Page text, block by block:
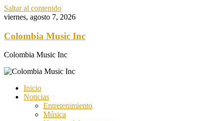
Saltar al contenido
viernes, agosto 7, 2026
Colombia Music Inc
Colombia Music Inc
Inicio
Noticias
Entretenimiento
Música